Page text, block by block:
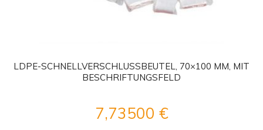
LDPE-SCHNELLVERSCHLUSSBEUTEL, 70×100 MM, MIT
BESCHRIFTUNGSFELD
7,73500 €